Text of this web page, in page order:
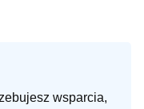
wsparcia,